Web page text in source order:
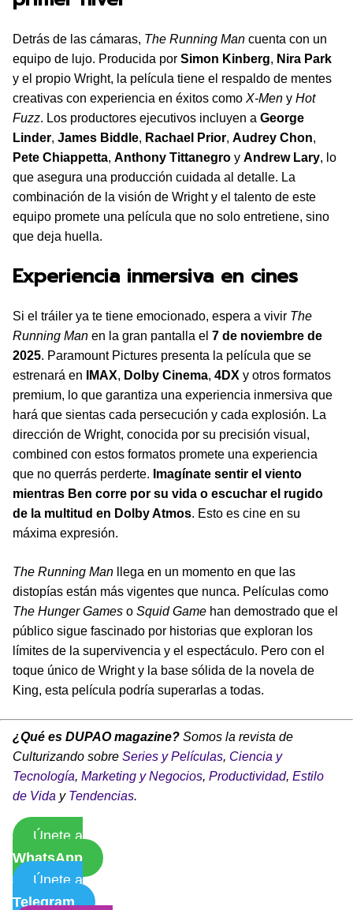
Detrás de las cámaras, The Running Man cuenta con un
equipo de lujo. Producida por Simon Kinberg, Nira Park
y el propio Wright, la película tiene el respaldo de mentes
creativas con experiencia en éxitos como X-Men y Hot
Fuzz. Los productores ejecutivos incluyen a George
Linder, James Biddle, Rachael Prior, Audrey Chon,
Pete Chiappetta, Anthony Tittanegro y Andrew Lary, lo
que asegura una producción cuidada al detalle. La
combinación de la visión de Wright y el talento de este
equipo promete una película que no solo entretiene, sino
que deja huella.
Experiencia inmersiva en cines
Si el tráiler ya te tiene emocionado, espera a vivir The
Running Man en la gran pantalla el 7 de noviembre de
2025. Paramount Pictures presenta la película que se
estrenará en
IMAX, Dolby Cinema, 4DX y otros formatos
premium, lo que garantiza una experiencia inmersiva que
hará que sientas cada persecución y cada explosión. La
dirección de Wright, conocida por su precisión visual,
combined con estos formatos promete una experiencia
que no querrás perderte. Imagínate sentir el viento
mientras Ben corre por su vida o escuchar el rugido
de la multitud en Dolby Atmos. Esto es cine en su
máxima expresión.
The Running Man llega en un momento en que las
distopías están más vigentes que nunca. Películas como
The Hunger Games o Squid Game han demostrado que el
público sigue fascinado por historias que exploran los
límites de la supervivencia y el espectáculo. Pero con el
toque único de Wright y la base sólida de la novela de
King, esta película podría superarlas a todas.
¿Qué es DUPAO magazine? Somos la revista de
Culturizando sobre Series y Películas, Ciencia y
Tecnología, Marketing y Negocios, Productividad, Estilo
de Vida y Tendencias.
Únete a
WhatsApp
Únete a
Telegram